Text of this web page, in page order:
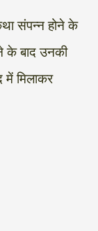
संपन्न होने के
के बाद उनकी
में मिलाकर